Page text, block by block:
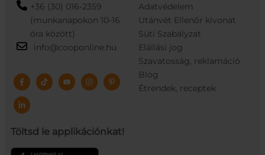
+36 (30) 016-2359
(munkanapokon 10-16
óra között)
info@cooponline.hu
Töltsd le applikációnkat!
Adatvédelem
Utánvét Ellenőr kivonat
Süti Szabályzat
Elállási jog
Szavatosság, reklamáció
Blog
Étrendek, receptek